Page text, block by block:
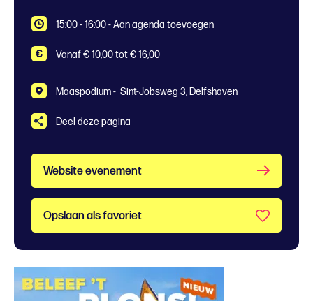
15:00 - 16:00-Aan agenda toevoegen
Vanaf € 10,00 tot € 16,00
Maaspodium - Sint-Jobsweg 3, Delfshaven
Deel deze pagina
Website evenement
Opslaan als favoriet